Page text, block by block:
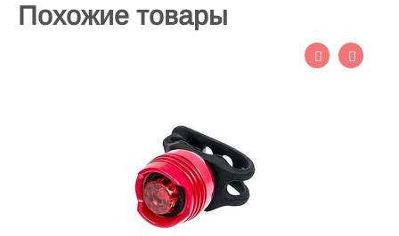
Похожие товары